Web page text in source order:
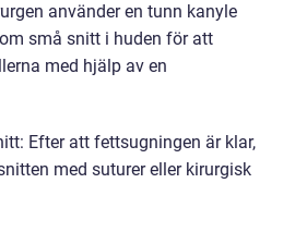
använder en tunn kanyle
små snitt i huden för att
med hjälp av en
Efter att fettsugningen är klar,
med suturer eller kirurgisk